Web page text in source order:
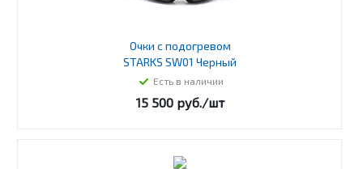
Очки c подогревом
STARKS SW01 Черный
Есть в наличии
15 500руб./шт